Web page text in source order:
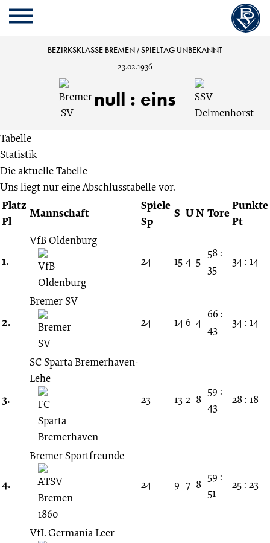
Cookie
Einstellungen
Zum
Inhalt
Cookie
Einstellungen
Kopfbereich
MENU
Bremer
SSV
Delmenhorst
0:1
Spieltag
unbekannt
23.02.1936
1935/1936
(Bezirksklasse
Bremen)
BEZIRKSKLASSE BREMEN /SPIELTAG UNBEKANNT
23.02.1936
null : eins
Tabelle
Statistik
Die aktuelle Tabelle
Uns liegt nur eine Abschlusstabelle vor.
Platz
Pl
Mannschaft
Spiele
Sp
S UN Tore
Punkte
Pt
1.
VfB Oldenburg
24
15 4 5
58 :
35
34 : 14
2.
Bremer SV
24
14 6 4
66 :
43
34 : 14
3.
SC Sparta Bremerhaven-
Lehe
23
13 2 8
59 :
43
28 : 18
4.
Bremer Sportfreunde
24 9 7 8
59 :
51
25 : 23
VfL Germania Leer